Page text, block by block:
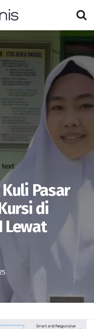
Pasar
di
Lewat